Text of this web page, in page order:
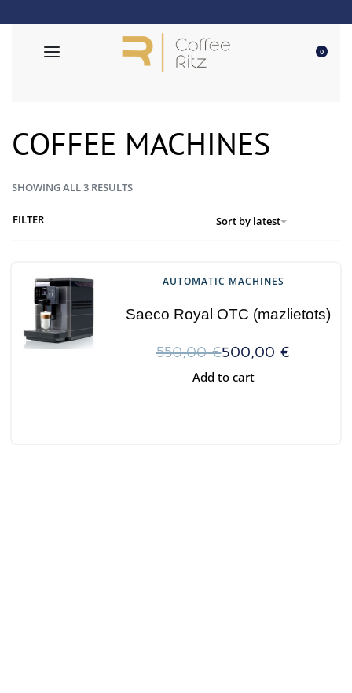
Free delivery for orders over 50€
0
COFFEE MACHINES
SHOWING ALL 3 RESULTS
Sort by latest
FILTER
AUTOMATIC MACHINES
Saeco Royal OTC (mazlietots)
550,00€500,00 €
Add to cart